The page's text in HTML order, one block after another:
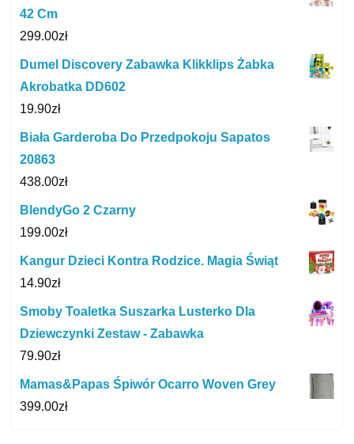
42 Cm
299.00zł
Dumel Discovery Zabawka Klikklips Żabka
Akrobatka DD602
19.90zł
Biała Garderoba Do Przedpokoju Sapatos
20863
438.00zł
BlendyGo 2 Czarny
199.00zł
Kangur Dzieci Kontra Rodzice. Magia Świąt
14.90zł
Smoby Toaletka Suszarka Lusterko Dla
Dziewczynki Zestaw - Zabawka
79.90zł
Mamas&Papas Śpiwór Ocarro Woven Grey
399.00zł